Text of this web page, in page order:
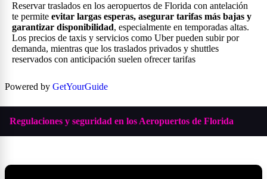
Reservar traslados en los aeropuertos de Florida con antelación
te permite evitar largas esperas, asegurar tarifas más bajas y
garantizar disponibilidad, especialmente en temporadas altas.
Los precios de taxis y servicios como Uber pueden subir por
demanda, mientras que los traslados privados y shuttles
reservados con anticipación suelen ofrecer tarifas
Powered by GetYourGuide
Regulaciones y seguridad en los Aeropuertos de Florida